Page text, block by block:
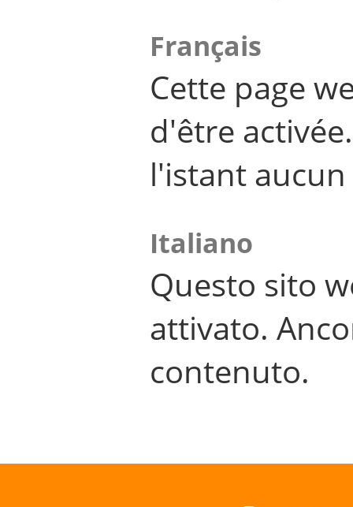
Français
Cette page
d'être
l'istant
Italiano
Questo sito
attivato.
contenuto.